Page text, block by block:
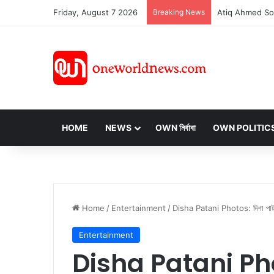
Friday, August 7 2026 Breaking News
HOME NEWS OWN নির্বাবা OWN
Home / Entertainment / Disha Patani Photos: দিশা
Entertainment
Disha Patani